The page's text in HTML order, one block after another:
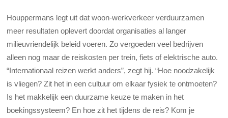
Houppermans legt uit dat woon-werkverkeer verduurzamen
meer resultaten oplevert doordat organisaties al langer
milieuvriendelijk beleid voeren. Zo vergoeden veel bedrijven
alleen nog maar de reiskosten per trein, fiets of elektrische auto.
“Internationaal reizen werkt anders”, zegt hij. “Hoe noodzakelijk
is vliegen? Zit het in een cultuur om elkaar fysiek te ontmoeten?
Is het makkelijk een duurzame keuze te maken in het
boekingssysteem? En hoe zit het tijdens de reis? Kom je